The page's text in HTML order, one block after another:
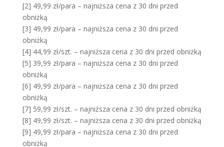
[2] 49,99 zł/para – najniższa cena z 30 dni przed
obniżką
[3] 49,99 zł/para – najniższa cena z 30 dni przed
obniżką
[4] 44,99 zł/szt. – najniższa cena z 30 dni przed obniżką
[5] 39,99 zł/para – najniższa cena z 30 dni przed
obniżką
[6] 49,99 zł/para – najniższa cena z 30 dni przed
obniżką
[7] 59,99 zł/szt. – najniższa cena z 30 dni przed obniżką
[8] 49,99 zł/szt. – najniższa cena z 30 dni przed obniżką
[9] 49,99 zł/para – najniższa cena z 30 dni przed
obniżką